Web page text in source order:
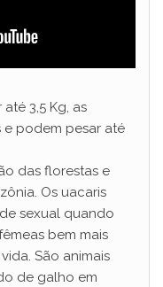
3,5 Kg, as
e podem pesar até
das florestas e
Os uacaris
sexual quando
bem mais
São animais
de galho em